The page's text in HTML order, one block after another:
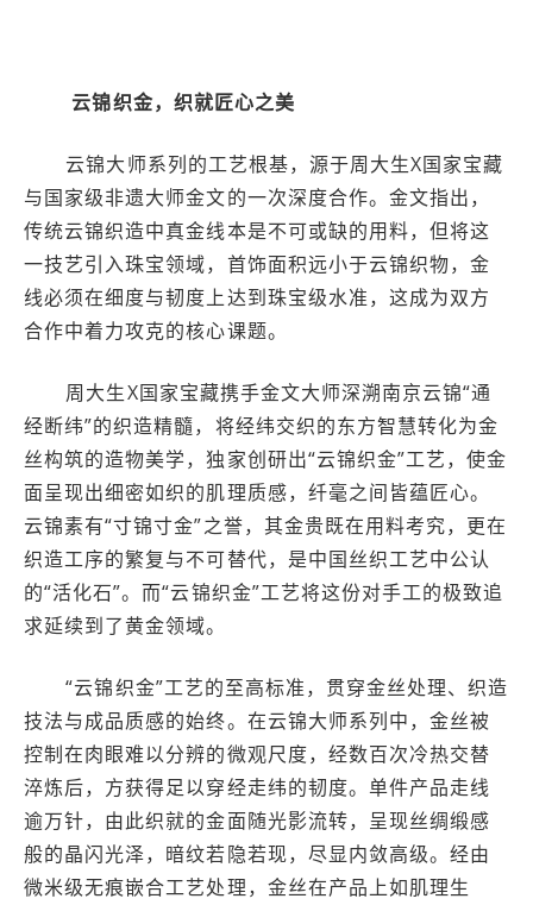
云锦织金，织就匠心之美
云锦大师系列的工艺根基，源于周大生X国家宝藏
与国家级非遗大师金文的一次深度合作。金文指出，
传统云锦织造中真金线本是不可或缺的用料，但将这
一技艺引入珠宝领域，首饰面积远小于云锦织物，金
线必须在细度与韧度上达到珠宝级水准，这成为双方
合作中着力攻克的核心课题。
周大生X国家宝藏携手金文大师深溯南京云锦“通
经断纬”的织造精髓，将经纬交织的东方智慧转化为金
丝构筑的造物美学，独家创研出“云锦织金”工艺，使金
面呈现出细密如织的肌理质感，纤毫之间皆蕴匠心。
云锦素有“寸锦寸金”之誉，其金贵既在用料考究，更在
织造工序的繁复与不可替代，是中国丝织工艺中公认
的“活化石”。而“云锦织金”工艺将这份对手工的极致追
求延续到了黄金领域。
“云锦织金”工艺的至高标准，贯穿金丝处理、织造
技法与成品质感的始终。在云锦大师系列中，金丝被
控制在肉眼难以分辨的微观尺度，经数百次冷热交替
淬炼后，方获得足以穿经走纬的韧度。单件产品走线
逾万针，由此织就的金面随光影流转，呈现丝绸缎感
般的晶闪光泽，暗纹若隐若现，尽显内敛高级。经由
微米级无痕嵌合工艺处理，金丝在产品上如肌理生